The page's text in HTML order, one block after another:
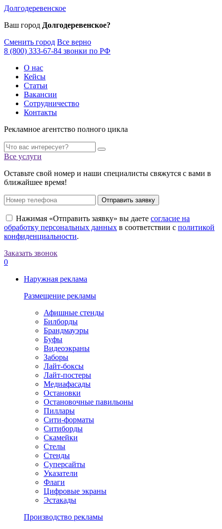
Долгодеревенское
Ваш город Долгодеревенское?
Сменить город Все верно
8 (800) 333-67-84 звонки по РФ
О нас
Кейсы
Статьи
Вакансии
Сотрудничество
Контакты
Рекламное агентство полного цикла
Все услуги
Оставьте свой номер и наши специалисты свяжутся с вами в
ближайшее время!
Отправить заявку
Нажимая «Отправить заявку» вы даете согласие на
обработку персональных данных в соответствии с политикой
конфиденциальности.
Заказать звонок
0
Наружная реклама
Размещение рекламы
Афишные стенды
Билборды
Брандмауэры
Буфы
Видеоэкраны
Заборы
Лайт-боксы
Лайт-постеры
Медиафасады
Остановки
Остановочные павильоны
Пиллары
Сити-форматы
Ситиборды
Скамейки
Стелы
Стенды
Суперсайты
Указатели
Флаги
Цифровые экраны
Эстакады
Производство рекламы